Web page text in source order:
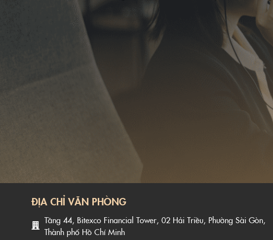
ĐỊA CHỈ VĂN PHÒNG
Tầng 44, Bitexco Financial Tower, 02 Hải Triều, Phường Sài Gòn,
Thành phố Hồ Chí Minh